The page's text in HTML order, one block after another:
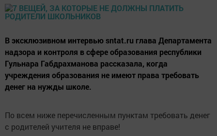
В эксклюзивном интервью sntat.ru глава Департамента
надзора и контроля в сфере образования республики
Гульнара Габдрахманова рассказала, когда
учреждения образования не имеют права требовать
денег на нужды школе.
По всем ниже перечисленным пунктам требовать денег
с родителей учителя не вправе!